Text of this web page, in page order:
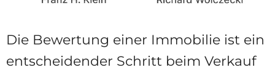
Die Bewertung einer Immobilie ist ein
entscheidender Schritt beim Verkauf